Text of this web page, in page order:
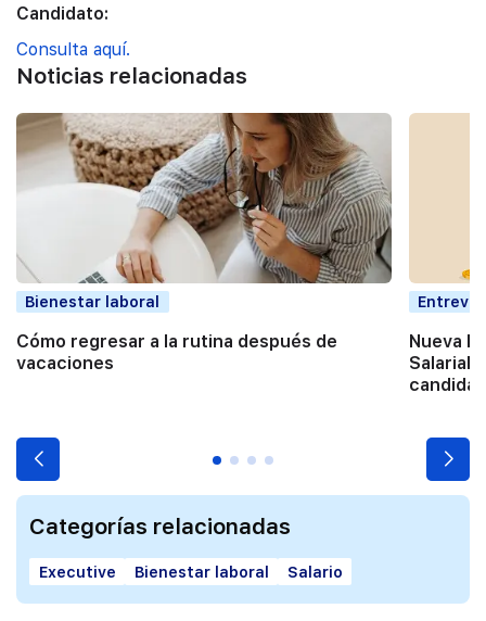
Candidato:
Consulta aquí.
Noticias relacionadas
Bienestar laboral
Cómo regresar a la rutina después de
vacaciones
Nueva
Salarial:
Categorías relacionadas
Executive Bienestar laboral Salario